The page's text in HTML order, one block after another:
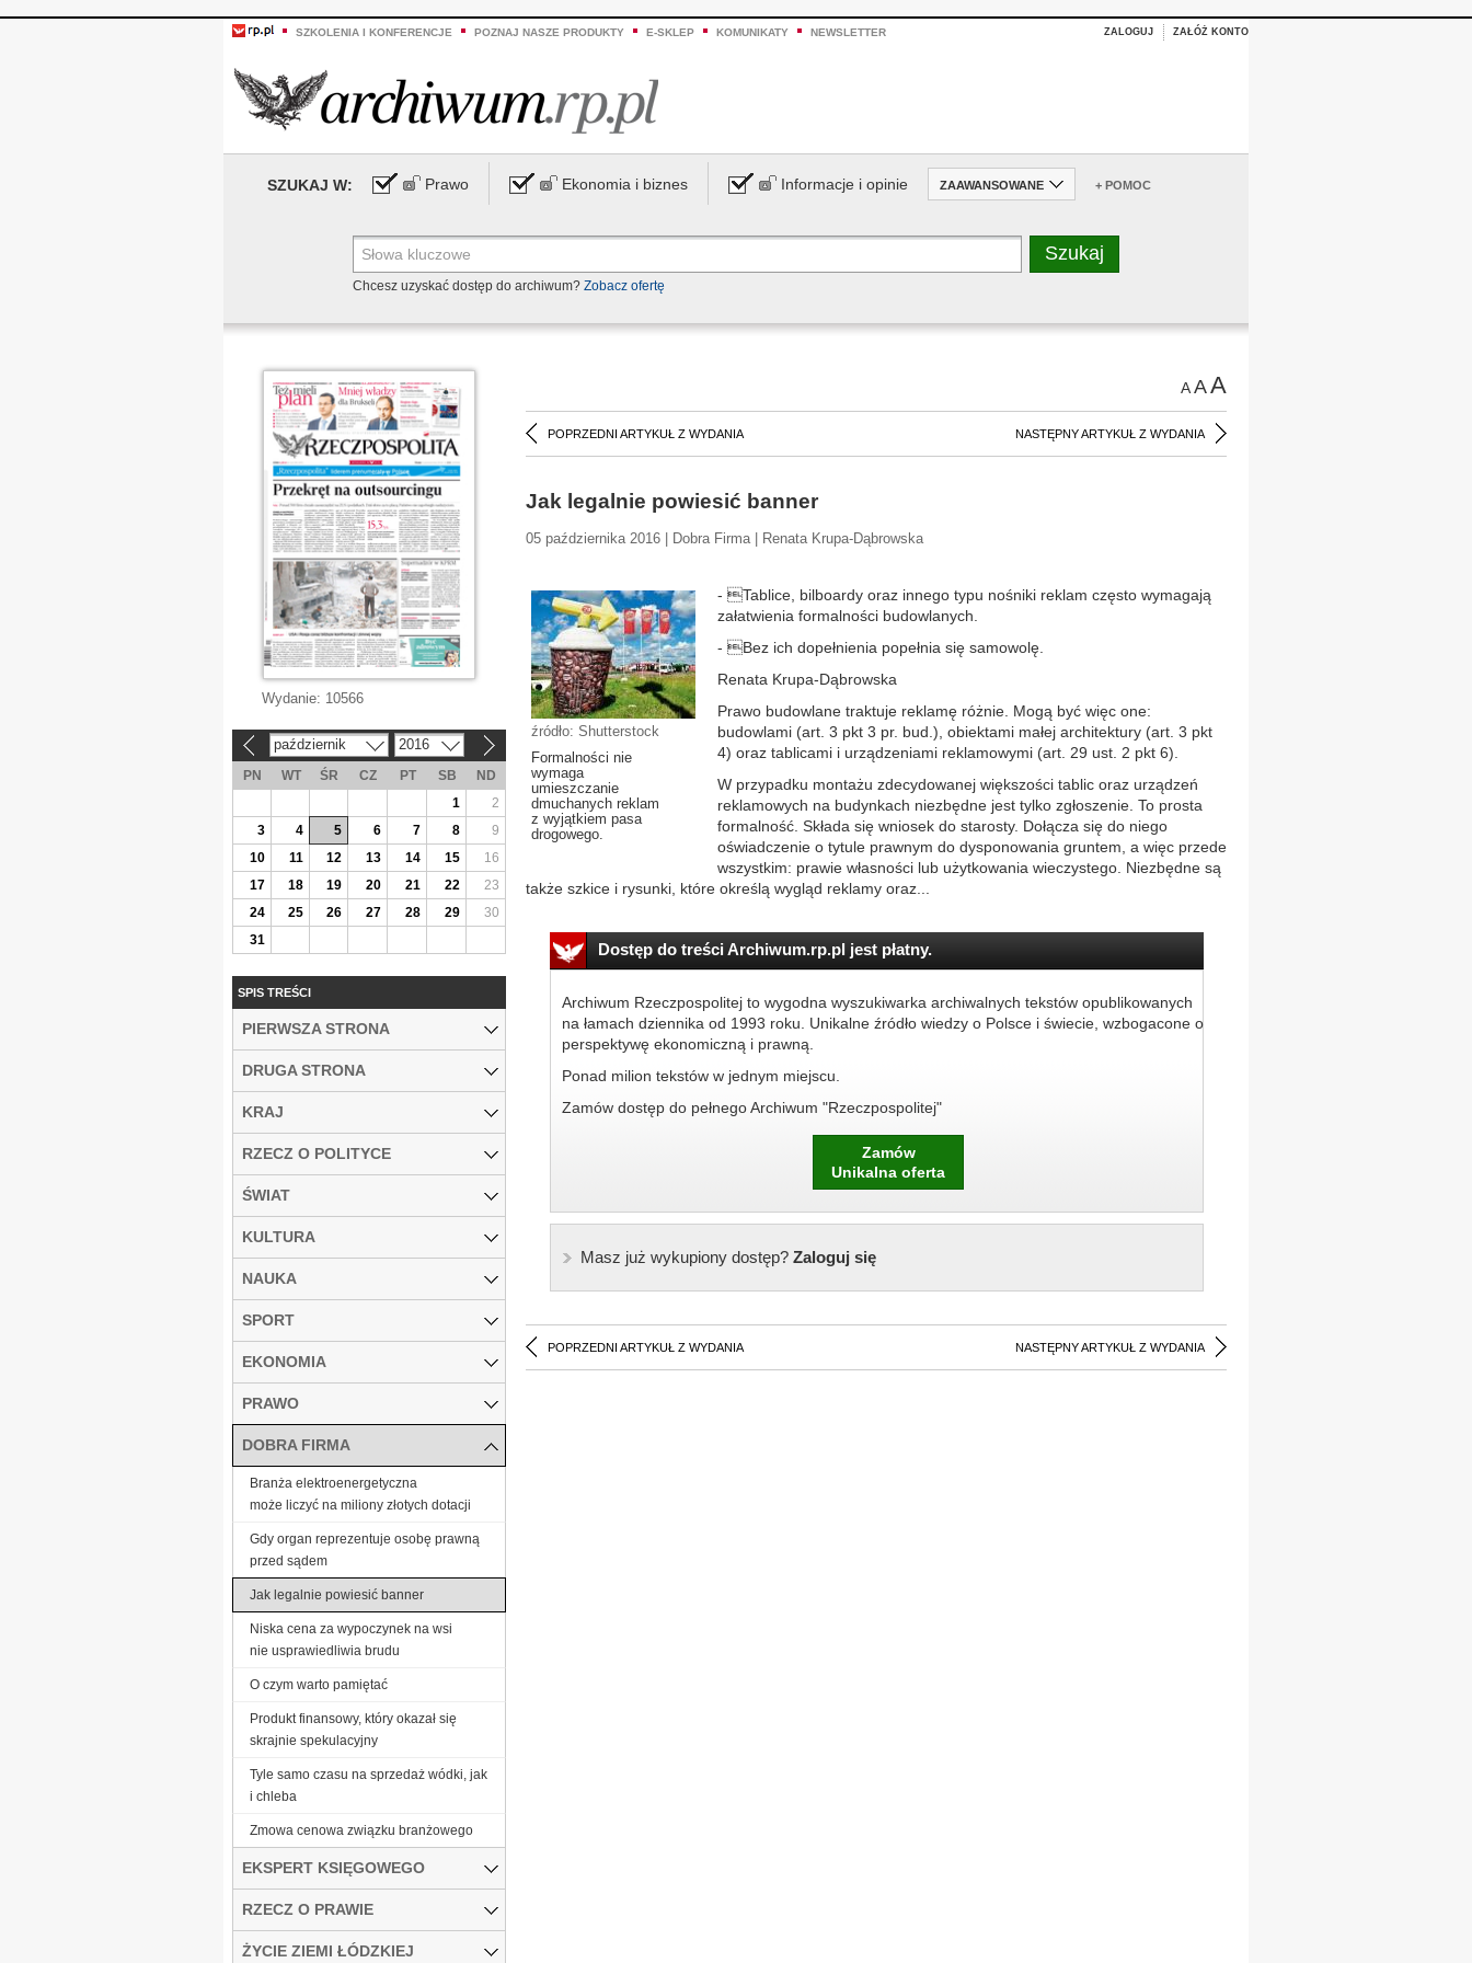
SZKOLENIA I KONFERENCJE POZNAJ NASZE PRODUKTY E-SKLEP KOMUNIKATY NEWSLETTER ZALOGUJ ZAŁÓŻ KONTO
SZUKAJ W: Prawo Ekonomia i biznes Informacje i opinie ZAAWANSOWANE + POMOC
Chcesz uzyskać dostęp do archiwum? Zobacz ofertę
AAA
POPRZEDNI ARTYKUŁ Z WYDANIA NASTĘPNY ARTYKUŁ Z WYDANIA
Jak legalnie powiesić banner
05 października 2016 | Dobra Firma | Renata Krupa-Dąbrowska
źródło: Shutterstock
Formalności nie
wymaga
umieszczanie
dmuchanych reklam
z wyjątkiem pasa
drogowego.
- Tablice, bilboardy oraz innego typu nośniki reklam często wymagają
załatwienia formalności budowlanych.
- Bez ich dopełnienia popełnia się samowolę.
Renata Krupa-Dąbrowska
Prawo budowlane traktuje reklamę różnie. Mogą być więc one:
budowlami (art. 3 pkt 3 pr. bud.), obiektami małej architektury (art. 3 pkt
4) oraz tablicami i urządzeniami reklamowymi (art. 29 ust. 2 pkt 6).
W przypadku montażu zdecydowanej większości tablic oraz urządzeń
reklamowych na budynkach niezbędne jest tylko zgłoszenie. To prosta
formalność. Składa się wniosek do starosty. Dołącza się do niego
oświadczenie o tytule prawnym do dysponowania gruntem, a więc przede
wszystkim: prawie własności lub użytkowania wieczystego. Niezbędne są
także szkice i rysunki, które określą wygląd reklamy oraz...
Dostęp do treści Archiwum.rp.pl jest płatny.
Archiwum Rzeczpospolitej to wygodna wyszukiwarka archiwalnych tekstów opublikowanych
na łamach dziennika od 1993 roku. Unikalne źródło wiedzy o Polsce i świecie, wzbogacone o
perspektywę ekonomiczną i prawną.
Ponad milion tekstów w jednym miejscu.
Zamów dostęp do pełnego Archiwum "Rzeczpospolitej"
Zamów
Unikalna oferta
Masz już wykupiony dostęp?Zaloguj się
POPRZEDNI ARTYKUŁ Z WYDANIA NASTĘPNY ARTYKUŁ Z WYDANIA
Wydanie: 10566
październik 2016
PN WT ŚR CZ PT SB
ND
1
2
3
4 5 6 7 8
9
10
11 12 13 14 15
16
17
18 19 20 21 22
23
24
25 26 27 28 29
30
31
SPIS TREŚCI
PIERWSZA STRONA
DRUGA STRONA
KRAJ
RZECZ O POLITYCE
ŚWIAT
KULTURA
NAUKA
SPORT
EKONOMIA
PRAWO
DOBRA FIRMA
Branża elektroenergetyczna
może liczyć na miliony złotych dotacji
Gdy organ reprezentuje osobę prawną
przed sądem
Jak legalnie powiesić banner
Niska cena za wypoczynek na wsi
nie usprawiedliwia brudu
O czym warto pamiętać
Produkt finansowy, który okazał się
skrajnie spekulacyjny
Tyle samo czasu na sprzedaż wódki, jak
i chleba
Zmowa cenowa związku branżowego
EKSPERT KSIĘGOWEGO
RZECZ O PRAWIE
ŻYCIE ZIEMI ŁÓDZKIEJ